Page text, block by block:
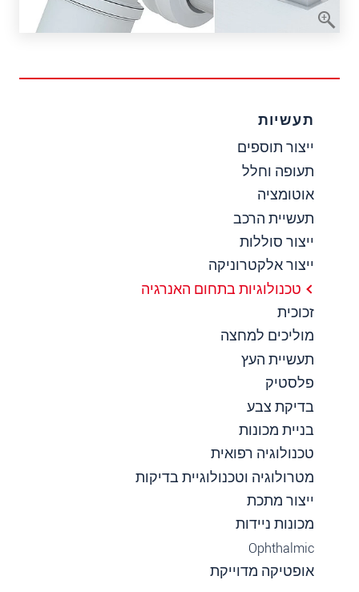
תעשיות
ייצור תוספים
תעופה וחלל
אוטומציה
תעשיית הרכב
ייצור סוללות
ייצור אלקטרוניקה
טכנולוגיות בתחום האנרגיה
זכוכית
מוליכים למחצה
תעשיית העץ
פלסטיק
בדיקת צבע
בניית מכונות
טכנולוגיה רפואית
מטרולוגיה וטכנולוגיית בדיקות
ייצור מתכת
מכונות ניידות
Ophthalmic
אופטיקה מדוייקת